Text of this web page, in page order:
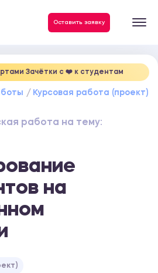
Оставить заявку
Зачётки c ❤️ к студентам
Курсовая работа (проект)
работа на тему:
на